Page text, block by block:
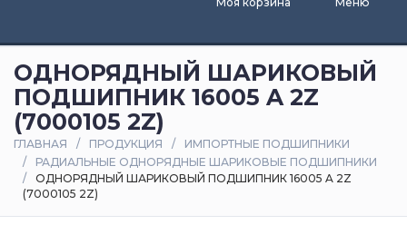
и
статьи
Оплата
и
доставка
Контакты
ОДНОРЯДНЫЙ ШАРИКОВЫЙ
ПОДШИПНИК 16005 A 2Z
(7000105 2Z)
ГЛАВНАЯ ПРОДУКЦИЯ
ИМПОРТНЫЕ ПОДШИПНИКИ
РАДИАЛЬНЫЕ ОДНОРЯДНЫЕ ШАРИКОВЫЕ ПОДШИПНИКИ
ОДНОРЯДНЫЙ ШАРИКОВЫЙ ПОДШИПНИК 16005 A 2Z
(7000105 2Z)